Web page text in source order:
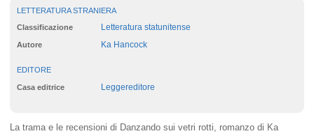
LETTERATURA STRANIERA
Classificazione Letteratura statunitense
Autore Ka Hancock
EDITORE
Casa editrice Leggereditore
La trama e le recensioni di Danzando sui vetri rotti, romanzo di Ka